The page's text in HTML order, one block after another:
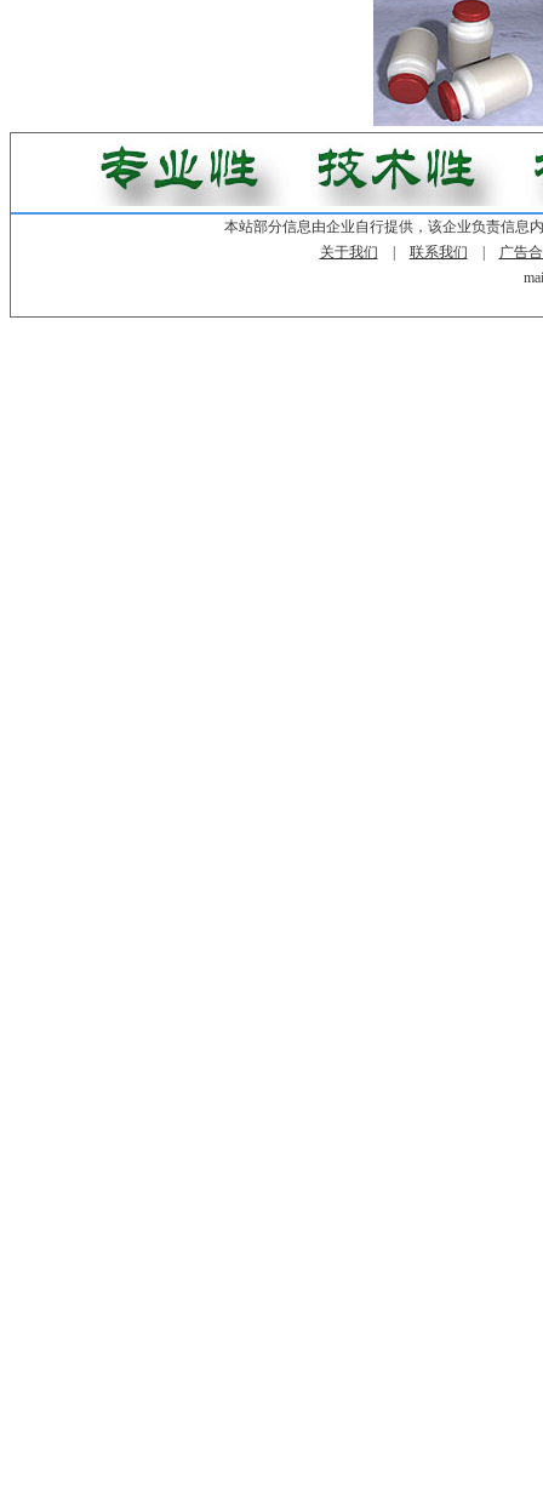
本站部分信息由企业自行提供，该企业负责信息
关于我们
联系我们
广告